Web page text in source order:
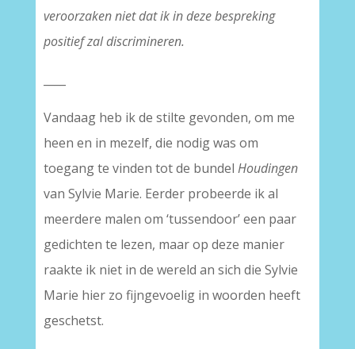
veroorzaken niet dat ik in deze bespreking
positief zal discrimineren.
Vandaag heb ik de stilte gevonden, om me
heen en in mezelf, die nodig was om
toegang te vinden tot de bundel Houdingen
van Sylvie Marie. Eerder probeerde ik al
meerdere malen om ‘tussendoor’ een paar
gedichten te lezen, maar op deze manier
raakte ik niet in de wereld an sich die Sylvie
Marie hier zo fijngevoelig in woorden heeft
geschetst.